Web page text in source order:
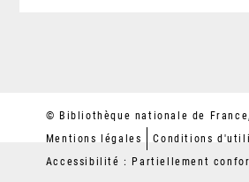
© Bibliothèque nationale de
Mentions légales
Conditions
Accessibilité : Partiellement